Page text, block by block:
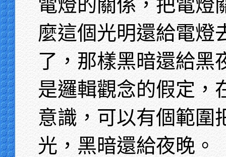
電燈的關係，把電燈
麼這個光明還給電燈
了，那樣黑暗還給黑
是邏輯觀念的假定，
意識，可以有個範圍
光，黑暗還給夜晚。